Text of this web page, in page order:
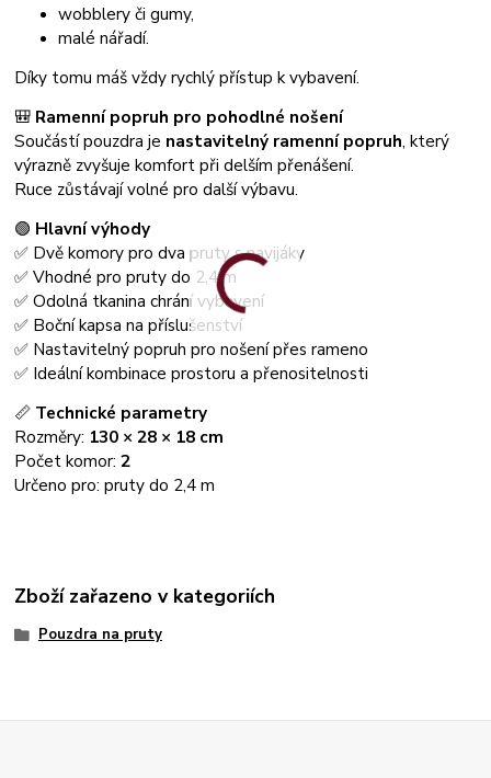
wobblery či gumy,
malé nářadí.
Díky tomu máš vždy rychlý přístup k vybavení.
🎒 Ramenní popruh pro pohodlné nošení
Součástí pouzdra je nastavitelný ramenní popruh, který
výrazně zvyšuje komfort při delším přenášení.
Ruce zůstávají volné pro další výbavu.
🟢 Hlavní výhody
✅ Dvě komory pro dva pruty s navijáky
✅ Vhodné pro pruty do 2,4 m
✅ Odolná tkanina chrání vybavení
✅ Boční kapsa na příslušenství
✅ Nastavitelný popruh pro nošení přes rameno
✅ Ideální kombinace prostoru a přenositelnosti
📏 Technické parametry
Rozměry: 130 × 28 × 18 cm
Počet komor:2
Určeno pro: pruty do 2,4 m
Zboží zařazeno v kategoriích
Pouzdra na pruty